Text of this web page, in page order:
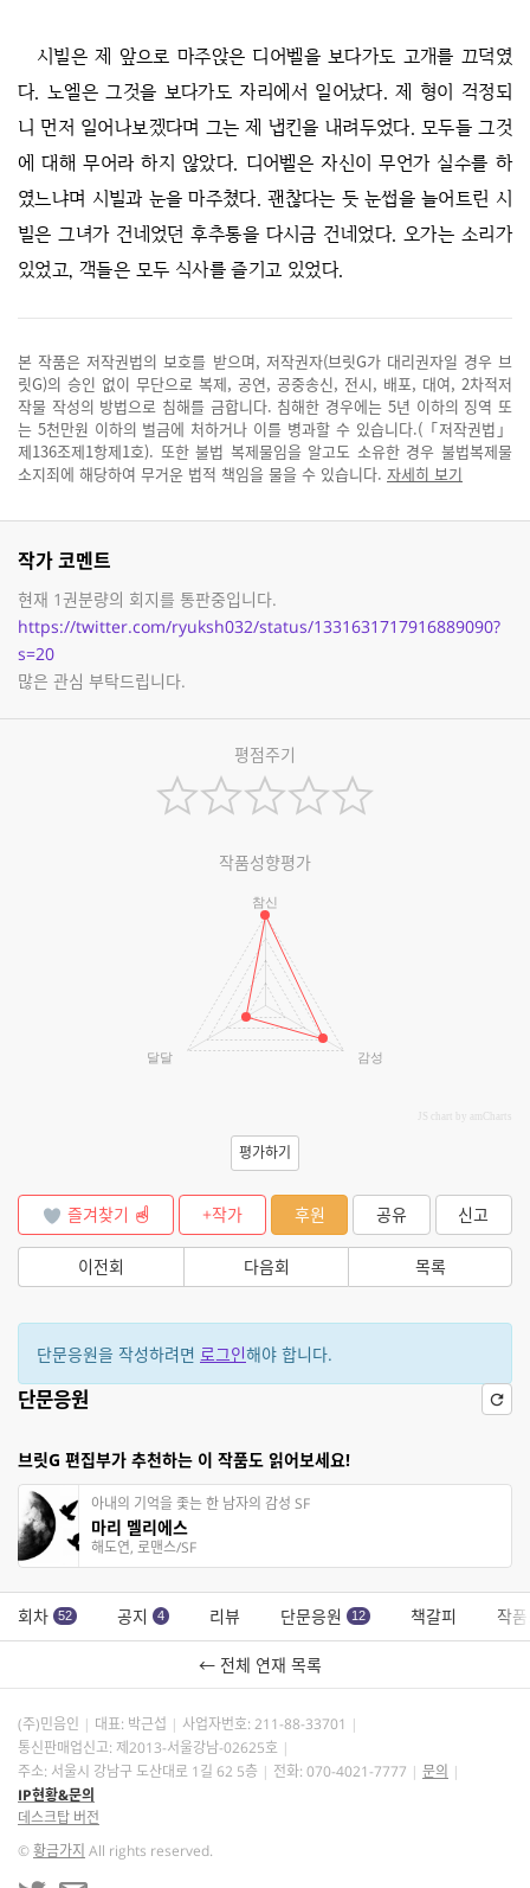
시빌은 제 앞으로 마주앉은 디어벨을 보다가도 고개를 끄덕였
다. 노엘은 그것을 보다가도 자리에서 일어났다. 제 형이 걱정되
니 먼저 일어나보겠다며 그는 제 냅킨을 내려두었다. 모두들 그것
에 대해 무어라 하지 않았다. 디어벨은 자신이 무언가 실수를 하
였느냐며 시빌과 눈을 마주쳤다. 괜찮다는 듯 눈썹을 늘어트린 시
빌은 그녀가 건네었던 후추통을 다시금 건네었다. 오가는 소리가
있었고, 객들은 모두 식사를 즐기고 있었다.
본 작품은 저작권법의 보호를 받으며, 저작권자(브릿G가 대리권자일 경우 브
릿G)의 승인 없이 무단으로 복제, 공연, 공중송신, 전시, 배포, 대여, 2차적저
작물 작성의 방법으로 침해를 금합니다. 침해한 경우에는 5년 이하의 징역 또
는 5천만원 이하의 벌금에 처하거나 이를 병과할 수 있습니다.(「저작권법」
제136조제1항제1호). 또한 불법 복제물임을 알고도 소유한 경우 불법복제물
소지죄에 해당하여 무거운 법적 책임을 물을 수 있습니다. 자세히 보기
작가 코멘트
현재 1권분량의 회지를 통판중입니다.
https://twitter.com/ryuksh032/status/1331631717916889090?
s=20
많은 관심 부탁드립니다.
평점주기
작품성향평가
참신
감성
달달
JS chart by amCharts
평가하기
즐겨찾기 +작가 후원 공유 신고
이전회 다음회 목록
단문응원을 작성하려면 로그인해야 합니다.
단문응원
브릿G 편집부가 추천하는 이 작품도 읽어보세요!
아내의 기억을 좇는 한 남자의 감성 SF
마리 멜리에스
해도연, 로맨스/SF
회차 52 공지 4 리뷰 단문응원 12 책갈피 작
← 전체 연재 목록
(주)민음인 대표: 박근섭 사업자번호: 211-88-33701
통신판매업신고: 제2013-서울강남-02625호
주소: 서울시 강남구 도산대로 1길 62 5층
전화: 070-4021-7777
문의
IP현황&문의
데스크탑 버전
©황금가지 All rights reserved.